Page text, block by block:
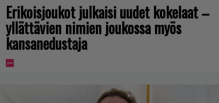
Erikoisjoukot julkaisi uudet kokelaat –
yllättävien nimien joukossa myös
kansanedustaja